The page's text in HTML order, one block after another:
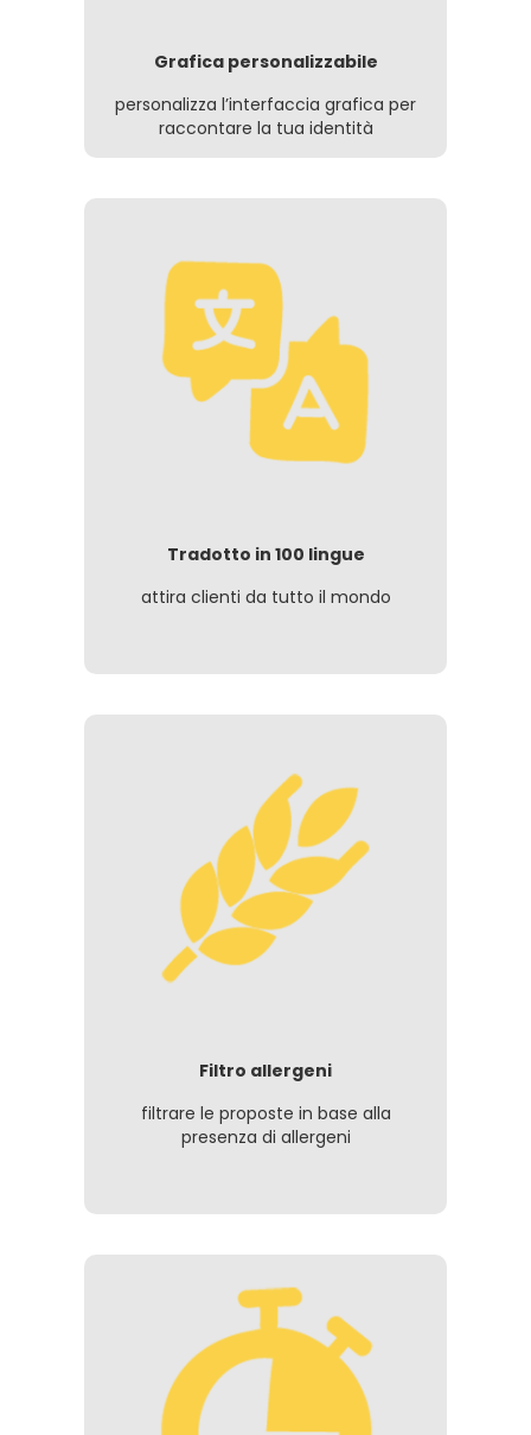
Grafica personalizzabile
personalizza l’interfaccia grafica per
raccontare la tua identità
Tradotto in 100 lingue
attira clienti da tutto il mondo
Filtro allergeni
filtrare le proposte in base alla
presenza di allergeni